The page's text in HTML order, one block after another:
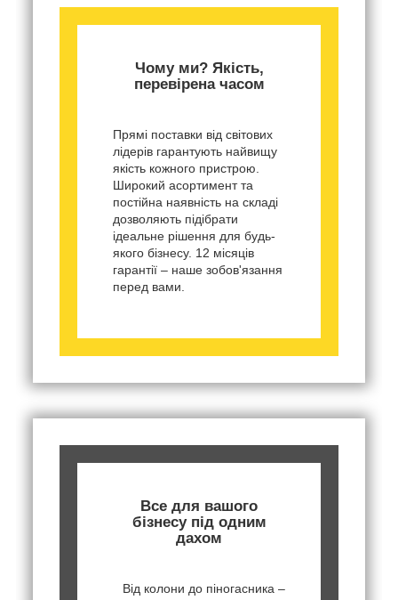
Чому ми? Якість,
перевірена часом
Прямі поставки від світових
лідерів гарантують найвищу
якість кожного пристрою.
Широкий асортимент та
постійна наявність на складі
дозволяють підібрати
ідеальне рішення для будь-
якого бізнесу. 12 місяців
гарантії – наше зобов'язання
перед вами.
Все для вашого
бізнесу під одним
дахом
Від колони до піногасника –